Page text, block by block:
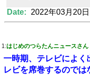
Powered by livedoor 相互RSS
Date: 2022年03月20日
1:はじめのつらたんニュースさん
一時期、テレビによ
レビを席巻するので